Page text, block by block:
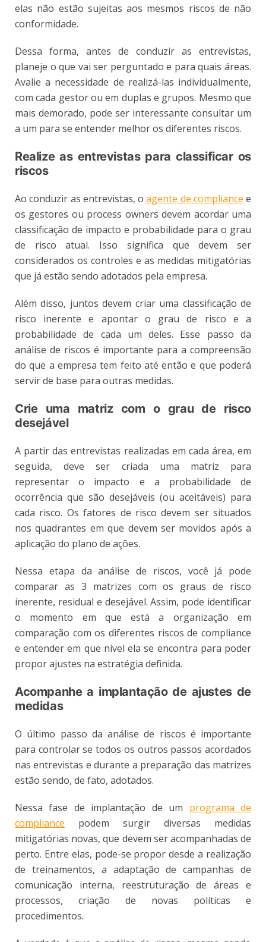
elas não estão sujeitas aos mesmos riscos de não
conformidade.
Dessa forma, antes de conduzir as entrevistas,
planeje o que vai ser perguntado e para quais áreas.
Avalie a necessidade de realizá-las individualmente,
com cada gestor ou em duplas e grupos. Mesmo que
mais demorado, pode ser interessante consultar um
a um para se entender melhor os diferentes riscos.
Realize as entrevistas para classificar os
riscos
Ao conduzir as entrevistas, oagente de compliance e
os gestores ou process owners devem acordar uma
classificação de impacto e probabilidade para o grau
de risco atual. Isso significa que devem ser
considerados os controles e as medidas mitigatórias
que já estão sendo adotados pela empresa.
Além disso, juntos devem criar uma classificação de
risco inerente e apontar o grau de risco e a
probabilidade de cada um deles. Esse passo da
análise de riscos é importante para a compreensão
do que a empresa tem feito até então e que poderá
servir de base para outras medidas.
Crie uma matriz com o grau de risco
desejável
A partir das entrevistas realizadas em cada área, em
seguida, deve ser criada uma matriz para
representar o impacto e a probabilidade de
ocorrência que são desejáveis (ou aceitáveis) para
cada risco. Os fatores de risco devem ser situados
nos quadrantes em que devem ser movidos após a
aplicação do plano de ações.
Nessa etapa da análise de riscos, você já pode
comparar as 3 matrizes com os graus de risco
inerente, residual e desejável. Assim, pode identificar
o momento em que está a organização em
comparação com os diferentes riscos de compliance
e entender em que nível ela se encontra para poder
propor ajustes na estratégia definida.
Acompanhe a implantação de ajustes de
medidas
O último passo da análise de riscos é importante
para controlar se todos os outros passos acordados
nas entrevistas e durante a preparação das matrizes
estão sendo, de fato, adotados.
Nessa fase de implantação de um programa de
compliance podem surgir diversas medidas
mitigatórias novas, que devem ser acompanhadas de
perto. Entre elas, pode-se propor desde a realização
de treinamentos, a adaptação de campanhas de
comunicação interna, reestruturação de áreas e
processos, criação de novas políticas e
procedimentos.